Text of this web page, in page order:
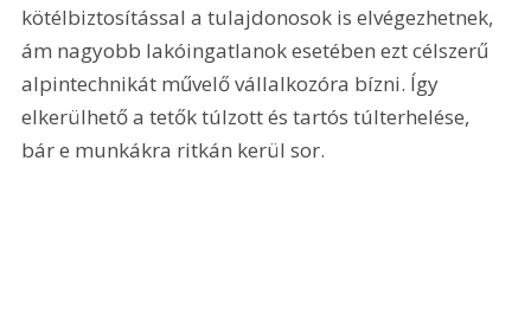
kötélbiztosítással a tulajdonosok is elvégezhetnek,
ám nagyobb lakóingatlanok esetében ezt célszerű
alpintechnikát művelő vállalkozóra bízni. Így
elkerülhető a tetők túlzott és tartós túlterhelése,
bár e munkákra ritkán kerül sor.